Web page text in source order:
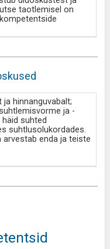
taotlemisel on
hinnanguvabalt;
ja -
suhted
suhtlusolukordades.
arvestab enda ja teiste